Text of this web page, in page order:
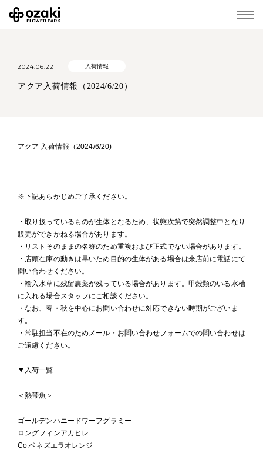
2024.06.22 入荷情報
アクア入荷情報（2024/6/20）
アクア 入荷情報（2024/6/20)
※下記あらかじめご了承ください。
・取り扱っているものが生体となるため、状態次第で突然調整中となり
販売ができかねる場合があります。
・リストそのままの名称のため重複および正式でない場合があります。
・店頭在庫の動きは早いため目的の生体がある場合は来店前に電話にて
問い合わせください。
・輸入水草に残留農薬が残っている場合があります。甲殻類のいる水槽
に入れる場合スタッフにご相談ください。
・なお、春・秋を中心にお問い合わせに対応できない時期がございま
す。
・常駐担当不在のためメール・お問い合わせフォームでの問い合わせは
ご遠慮ください。
▼入荷一覧
＜熱帯魚＞
ゴールデンハニードワーフグラミー
ロングフィンアカヒレ
Co.ベネズエラオレンジ